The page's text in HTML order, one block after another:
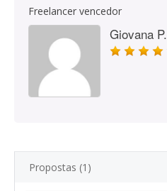
Freelancer vencedor
Giovana P.
Propostas (1)